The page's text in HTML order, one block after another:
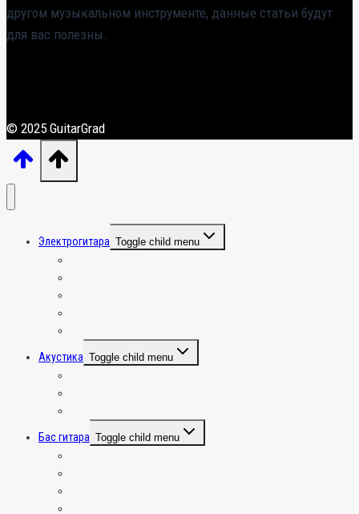
другом музыкальном инструменте, данные статьи будут
для вас полезны.
© 2025 GuitarGrad
Электрогитара Toggle child menu
Акустика Toggle child menu
Бас гитара Toggle child menu